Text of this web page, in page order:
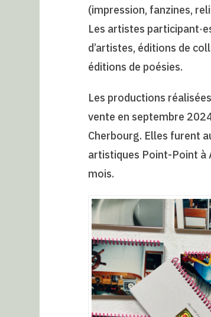
(impression, fanzines,
Les artistes
d’artistes, éditions de
éditions de poésies.
Les productions
vente en septembre
Cherbourg. Elles furent
artistiques Point-Point à
mois.